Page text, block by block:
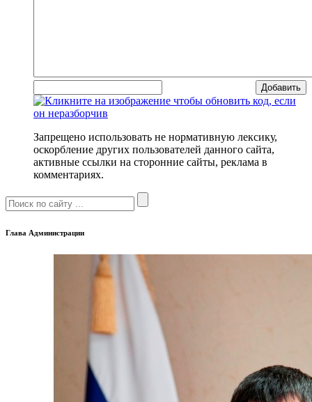
Добавить
Запрещено использовать не нормативную лексику,
оскорбление других пользователей данного сайта,
активные ссылки на сторонние сайты, реклама в
комментариях.
Глава Администрации